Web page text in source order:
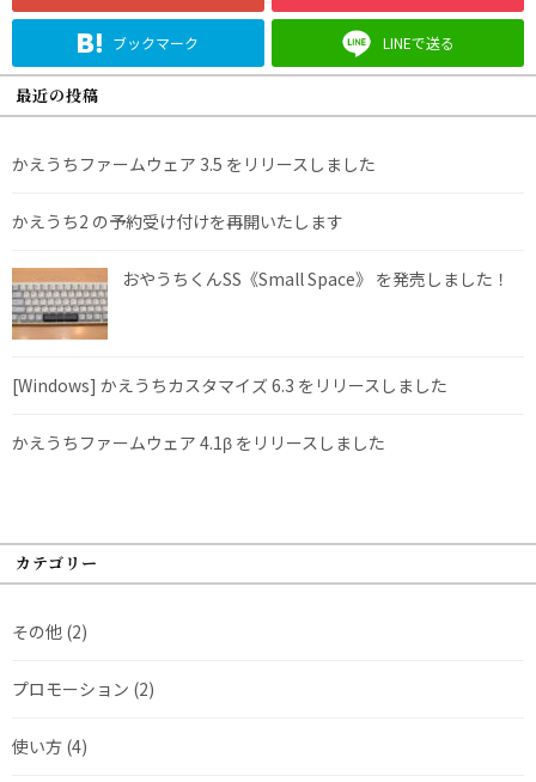
ブックマーク LINEで送る
最近の投稿
かえうちファームウェア 3.5 をリリースしました
かえうち2 の予約受け付けを再開いたします
おやうちくんSS《Small Space》 を発売しました！
[Windows] かえうちカスタマイズ 6.3 をリリースしました
かえうちファームウェア 4.1β をリリースしました
カテゴリー
その他 (2)
プロモーション (2)
使い方 (4)